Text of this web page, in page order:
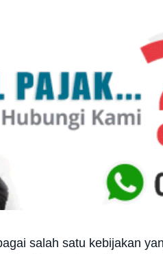
salah satu kebijakan